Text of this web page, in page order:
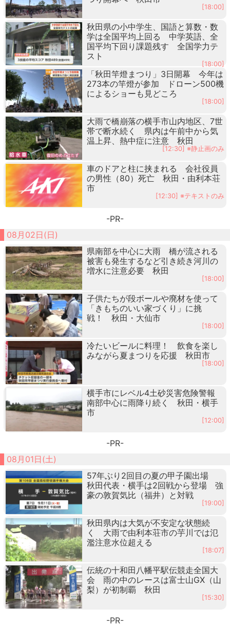
[18:00]
秋田県の小中学生、国語と算数・数
学は全国平均上回る 中学英語、全
国平均下回り課題残す 全国学力テ
スト
[18:00]
「秋田竿燈まつり」3日開幕 今年は
273本の竿燈が参加 ドローン500機
によるショーも見どころ
[18:00]
大雨で橋崩落の横手市山内地区、7世
帯で断水続く 県内は午前中から気
温上昇、熱中症に注意 秋田
[12:30] ※静止画のみ
車のドアと柱に挟まれる 会社役員
の男性（80）死亡 秋田・由利本荘
市
[12:30] ※テキストのみ
-PR-
08月02日(日)
県南部を中心に大雨 橋が流される
被害も発生するなど引き続き河川の
増水に注意必要 秋田
[18:00]
子供たちが段ボールや廃材を使って
「きもちのいい家づくり」に挑
戦！ 秋田・大仙市
[18:00]
冷たいビールに料理！ 飲食を楽し
みながら夏まつりを応援 秋田市
[18:00]
横手市にレベル4土砂災害危険警報
南部中心に雨降り続く 秋田・横手
市
[12:00]
-PR-
08月01日(土)
57年ぶり2回目の夏の甲子園出場
秋田代表・横手は2回戦から登場 強
豪の敦賀気比（福井）と対戦
[19:00]
秋田県内は大気が不安定な状態続
く 大雨で由利本荘市の芋川では氾
濫注意水位超える
[18:07]
伝統の十和田八幡平駅伝競走全国大
会 雨の中のレースは富士山GX（山
梨）が初制覇 秋田
[15:30]
-PR-